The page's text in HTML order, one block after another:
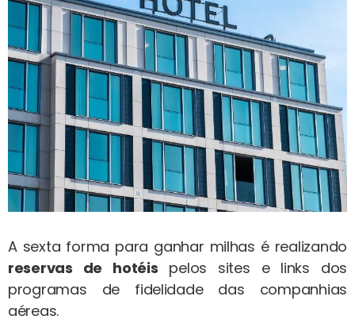
A sexta forma para ganhar milhas é realizando
reservas de hotéis pelos sites e links dos
programas de fidelidade das companhias
aéreas.